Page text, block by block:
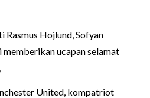
Rasmus Hojlund, Sofyan
ucapan selamat
United, kompatriot